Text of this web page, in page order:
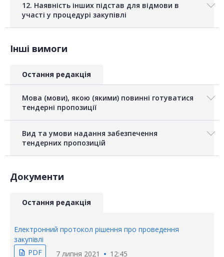
12. Наявність інших підстав для відмови в
участі у процедурі закупівлі
Інші вимоги
Остання редакція
Мова (мови), якою (якими) повинні готуватися
тендерні пропозиції
Вид та умови надання забезпечення
тендерних пропозицій
Документи
Остання редакція
Електронний протокол рішення про проведення
закупівлі
description PDF 7 липня 2021 12:45